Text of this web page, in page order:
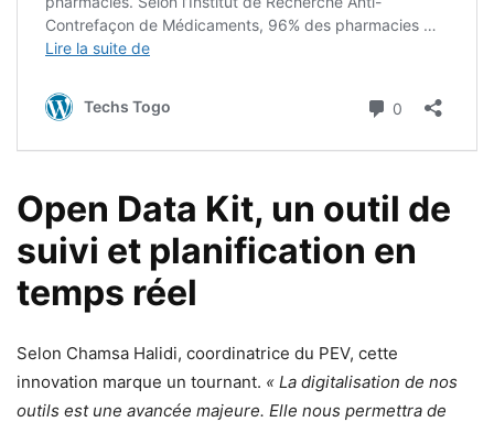
Open Data Kit, un outil de
suivi et planification en
temps réel
Selon Chamsa Halidi, coordinatrice du PEV, cette
innovation marque un tournant. « La digitalisation de nos
outils est une avancée majeure. Elle nous permettra de